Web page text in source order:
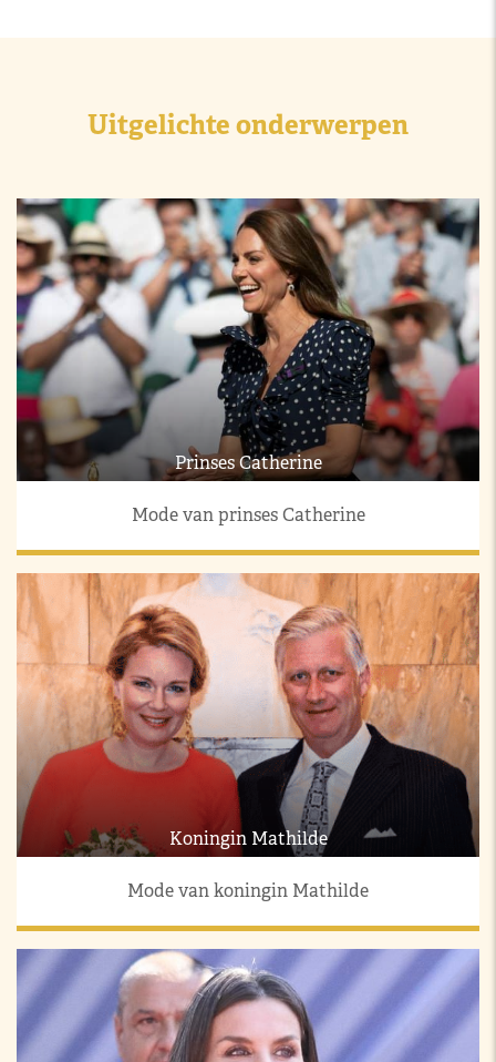
Uitgelichte onderwerpen
Prinses Catherine
Mode van prinses Catherine
Koningin Mathilde
Mode van koningin Mathilde